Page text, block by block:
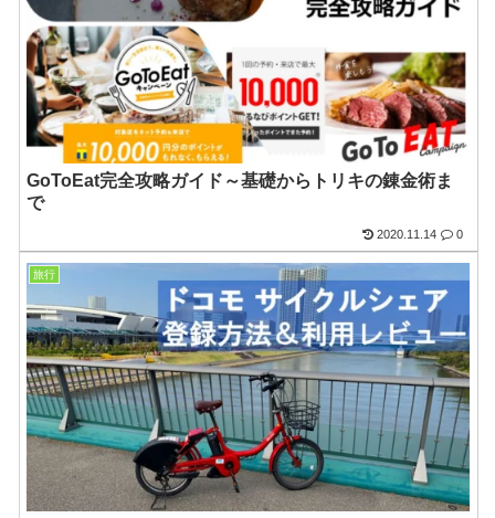
GoToEat完全攻略ガイド～基礎からトリキの錬金術ま
で
2020.11.14 0
旅行